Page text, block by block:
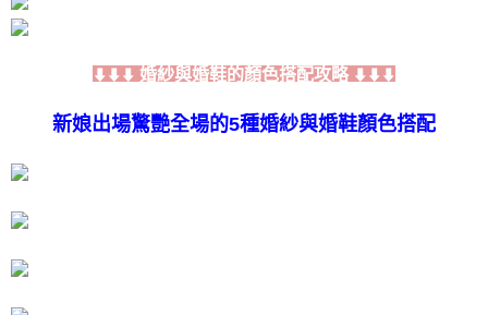
⬇⬇⬇ 婚紗與婚鞋的顏色搭配攻略 ⬇⬇⬇
新娘出場驚艷全場的5種婚紗與婚鞋顏色搭配